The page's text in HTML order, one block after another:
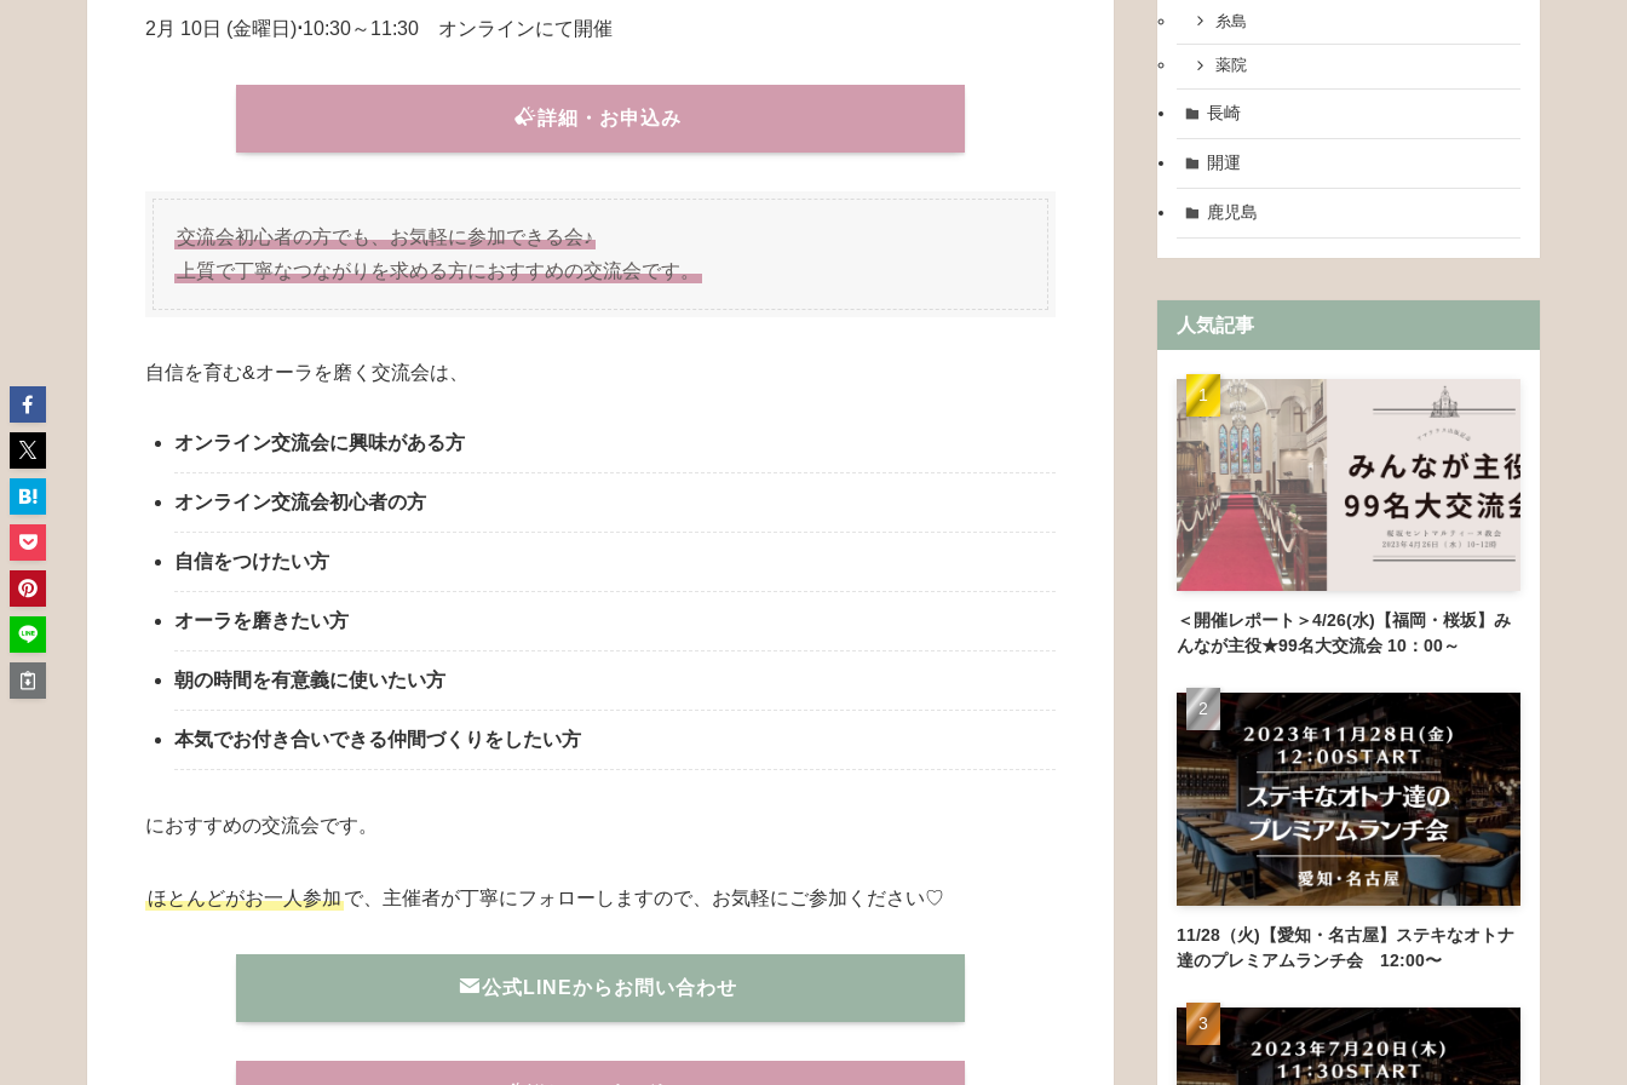
2月 10日 (金曜日)⋅10:30～11:30 オンラインにて開催
詳細・お申込み
交流会初心者の方でも、お気軽に参加できる会♪
上質で丁寧なつながりを求める方におすすめの交流会です。
自信を育む&オーラを磨く交流会は、
オンライン交流会に興味がある方
オンライン交流会初心者の方
自信をつけたい方
オーラを磨きたい方
朝の時間を有意義に使いたい方
本気でお付き合いできる仲間づくりをしたい方
におすすめの交流会です。
ほとんどがお一人参加で、主催者が丁寧にフォローしますので、お気軽にご参加ください♡
公式LINEからお問い合わせ
糸島
薬院
長崎
開運
鹿児島
人気記事
＜開催レポート＞4/26(水)【福岡・桜坂】み
んなが主役★99名大交流会 10：00～
11/28（火)【愛知・名古屋】ステキなオトナ
達のプレミアムランチ会 12:00〜